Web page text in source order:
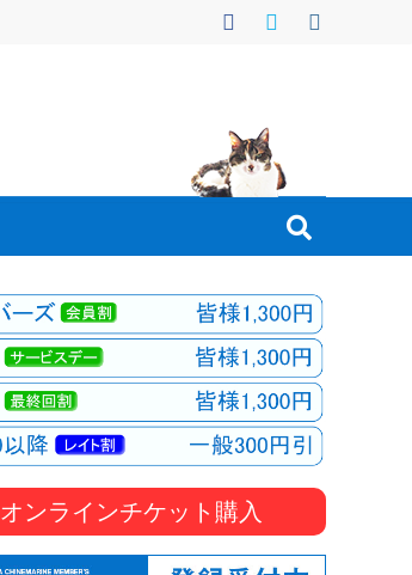
オンラインチケット購入